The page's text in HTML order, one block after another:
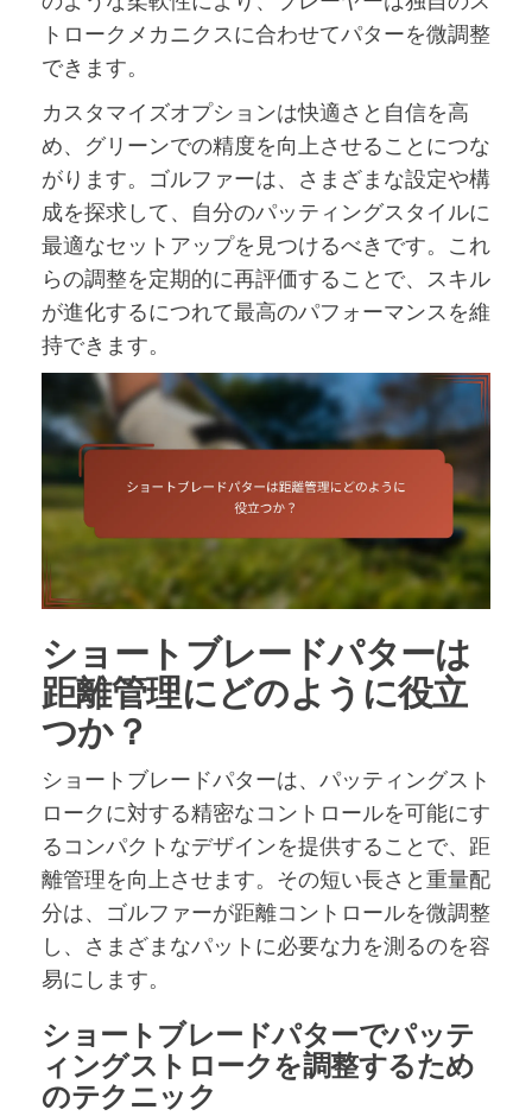
トロークメカニクスに合わせてパターを微調整
できます。
カスタマイズオプションは快適さと自信を高
め、グリーンでの精度を向上させることにつな
がります。ゴルファーは、さまざまな設定や構
成を探求して、自分のパッティングスタイルに
最適なセットアップを見つけるべきです。これ
らの調整を定期的に再評価することで、スキル
が進化するにつれて最高のパフォーマンスを維
持できます。
ショートブレードパターは
距離管理にどのように役立
つか？
ショートブレードパターは、パッティングスト
ロークに対する精密なコントロールを可能にす
るコンパクトなデザインを提供することで、距
離管理を向上させます。その短い長さと重量配
分は、ゴルファーが距離コントロールを微調整
し、さまざまなパットに必要な力を測るのを容
易にします。
ショートブレードパターでパッテ
ィングストロークを調整するため
のテクニック